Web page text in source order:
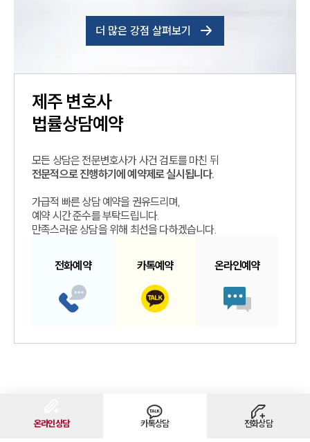
온라인상담 카톡상담 전화상담
더 많은 강점 살펴보기
제주 변호사
법률상담예약
모든 상담은 전문변호사가 사건 검토를 마친 뒤
전문적으로 진행하기에 예약제로 실시됩니다.
가급적 빠른 상담 예약을 권유드리며,
예약 시간 준수를 부탁드립니다.
만족스러운 상담을 위해 최선을 다하겠습니다.
전화예약 카톡예약 온라인예약